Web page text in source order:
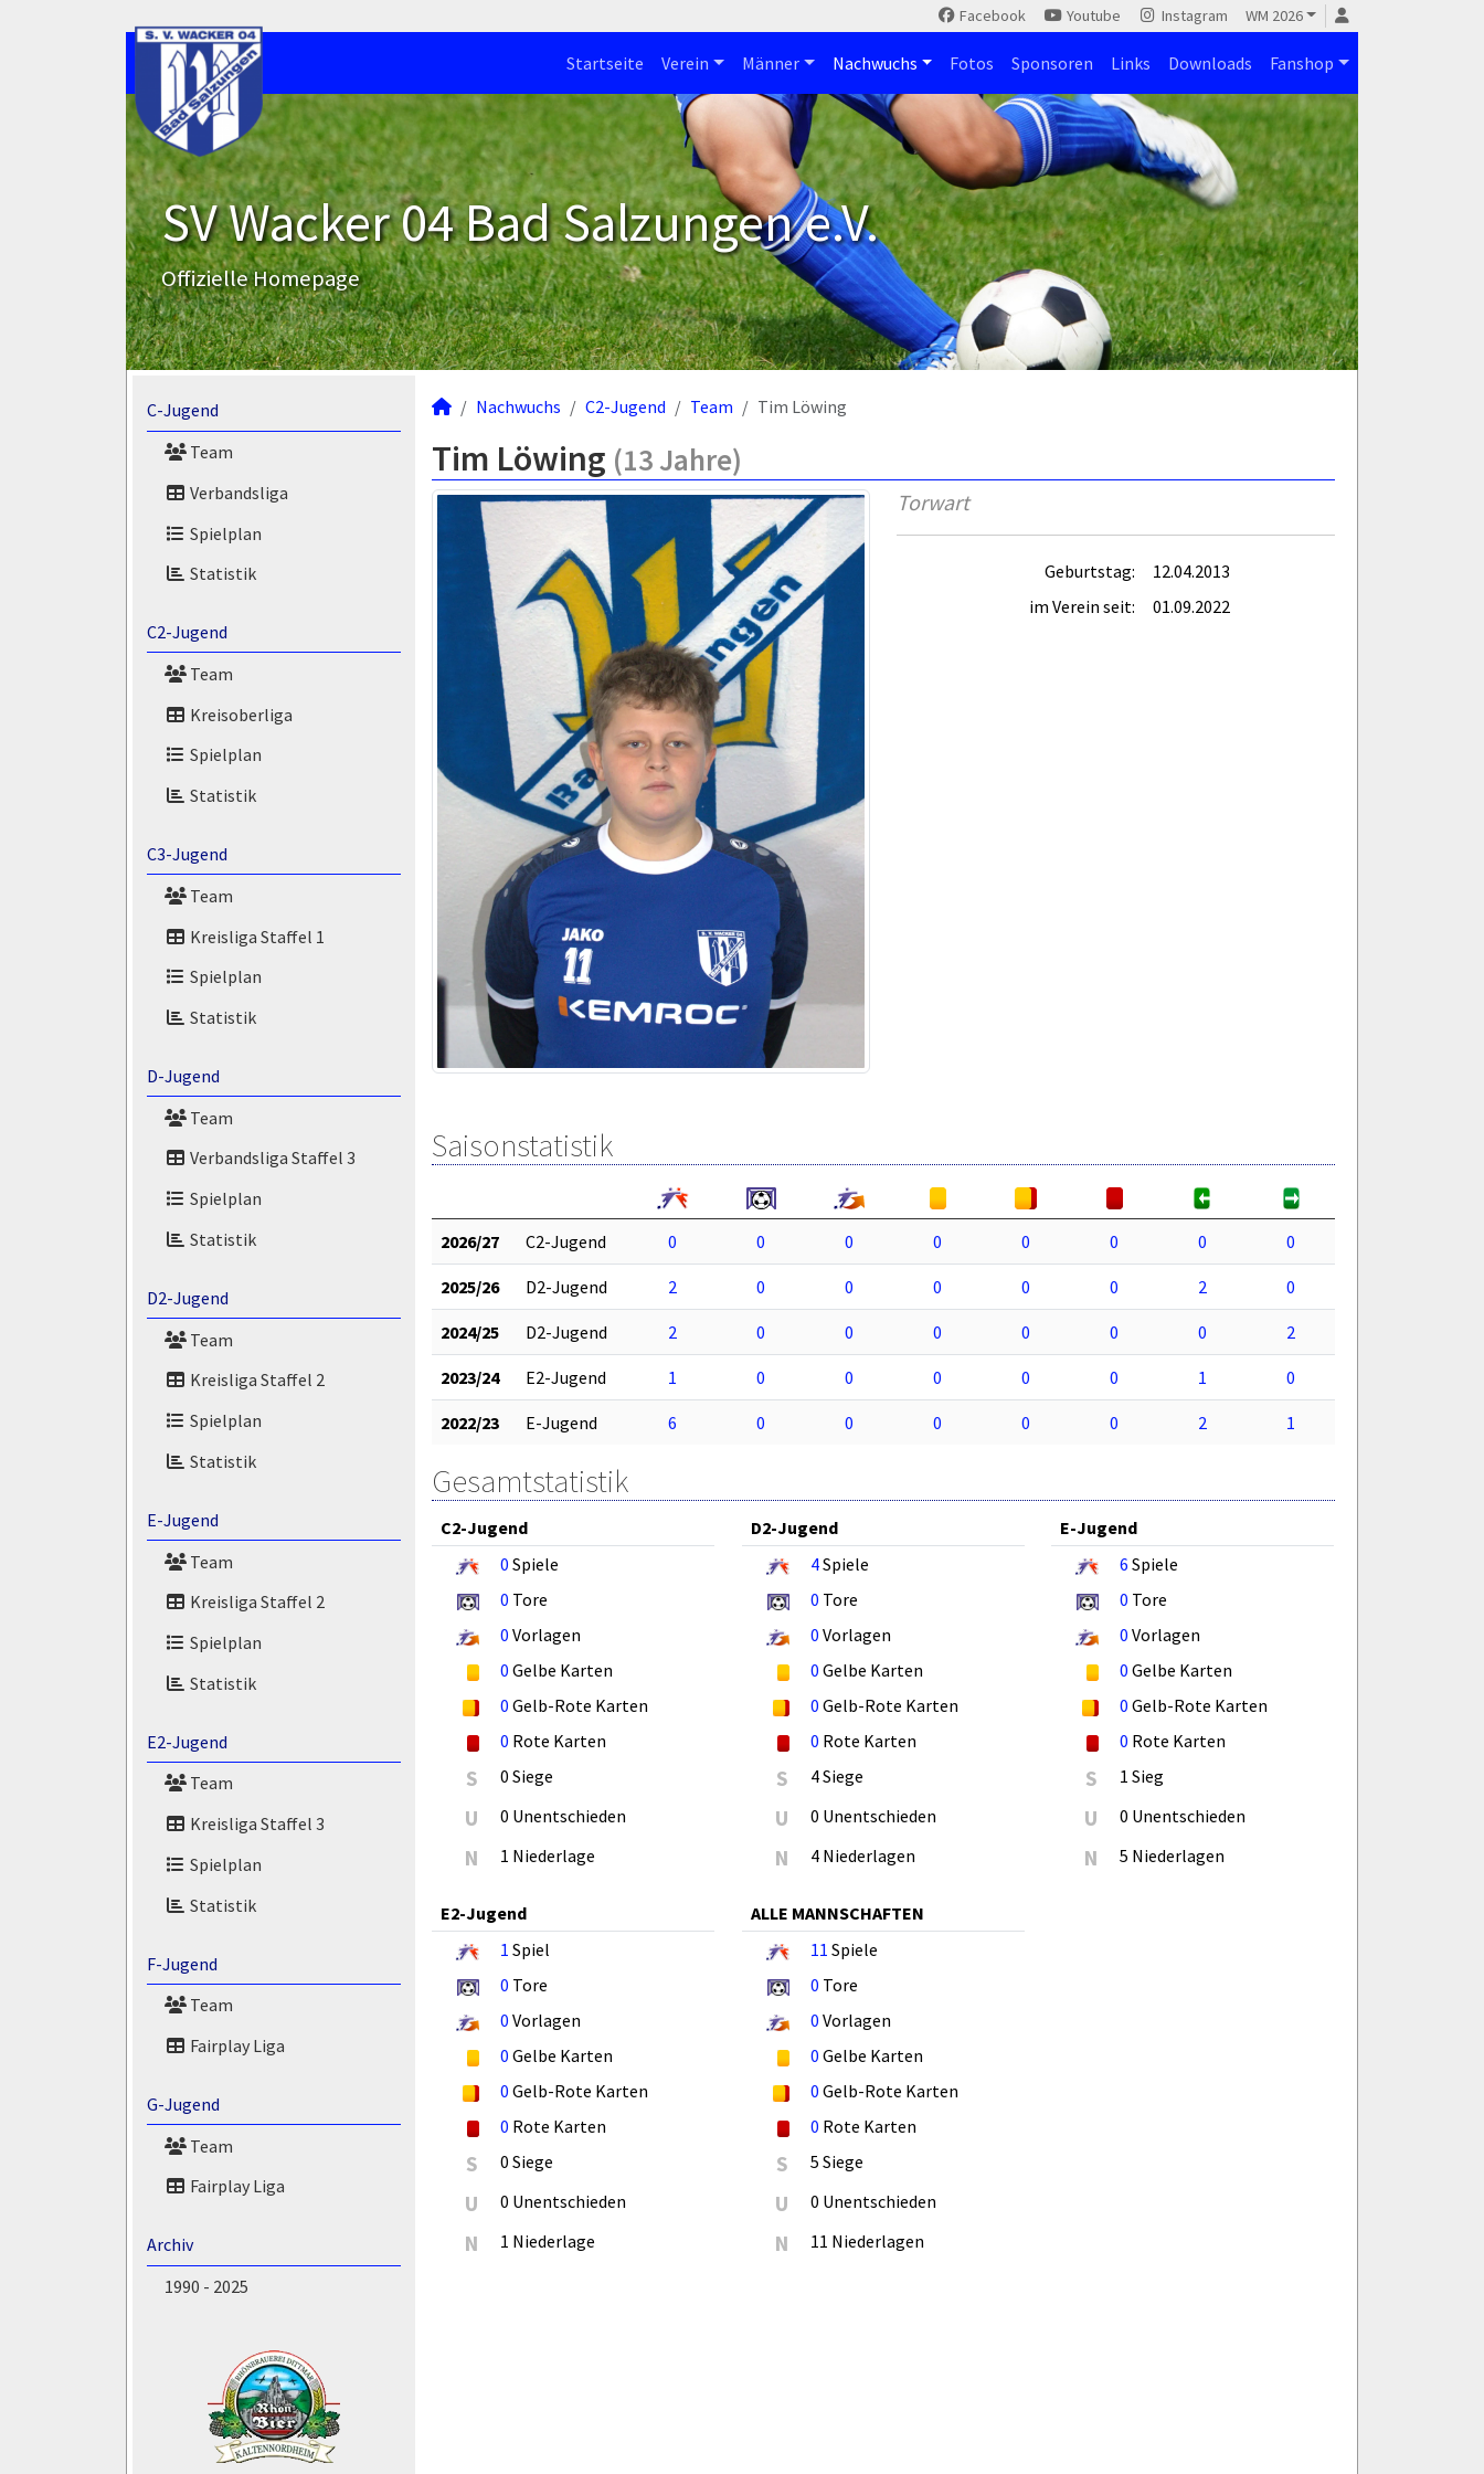
Facebook Youtube Instagram WM 2026
Startseite Verein Männer Nachwuchs Fotos Sponsoren Links Downloads Fanshop
SV Wacker 04 Bad Salzungen e.V.
Offizielle Homepage
C-Jugend
Team
Verbandsliga
Spielplan
Statistik
C2-Jugend
Team
Kreisoberliga
Spielplan
Statistik
C3-Jugend
Team
Kreisliga Staffel 1
Spielplan
Statistik
D-Jugend
Team
Verbandsliga Staffel 3
Spielplan
Statistik
D2-Jugend
Team
Kreisliga Staffel 2
Spielplan
Statistik
E-Jugend
Team
Kreisliga Staffel 2
Spielplan
Statistik
E2-Jugend
Team
Kreisliga Staffel 3
Spielplan
Statistik
F-Jugend
Team
Fairplay Liga
G-Jugend
Team
Fairplay Liga
Archiv
1990 - 2025
Nachwuchs C2-Jugend Team Tim Löwing
Tim Löwing (13 Jahre)
Torwart
Geburtstag:
12.04.2013
im Verein seit:
01.09.2022
Saisonstatistik
2026/27 C2-Jugend 0 0 0 0 0 0 0 0
2025/26 D2-Jugend 2 0 0 0 0 0 2 0
2024/25 D2-Jugend 2 0 0 0 0 0 0 2
2023/24 E2-Jugend 1 0 0 0 0 0 1 0
2022/23 E-Jugend 6 0 0 0 0 0 2 1
Gesamtstatistik
C2-Jugend
0 Spiele
0 Tore
0 Vorlagen
0 Gelbe Karten
0 Gelb-Rote Karten
0 Rote Karten
S 0 Siege
U 0 Unentschieden
N 1 Niederlage
D2-Jugend
4Spiele
0 Tore
0 Vorlagen
0 Gelbe Karten
0 Gelb-Rote Karten
0 Rote Karten
S 4 Siege
U 0 Unentschieden
N 4 Niederlagen
E-Jugend
6 Spiele
0 Tore
0 Vorlagen
0 Gelbe Karten
0 Gelb-Rote Karten
0 Rote Karten
S 1 Sieg
U 0 Unentschieden
N 5 Niederlagen
E2-Jugend
1 Spiel
0 Tore
0 Vorlagen
0 Gelbe Karten
0 Gelb-Rote Karten
0 Rote Karten
S 0 Siege
U 0 Unentschieden
N 1 Niederlage
ALLE MANNSCHAFTEN
11 Spiele
0 Tore
0 Vorlagen
0 Gelbe Karten
0 Gelb-Rote Karten
0 Rote Karten
S 5 Siege
U 0 Unentschieden
N 11 Niederlagen